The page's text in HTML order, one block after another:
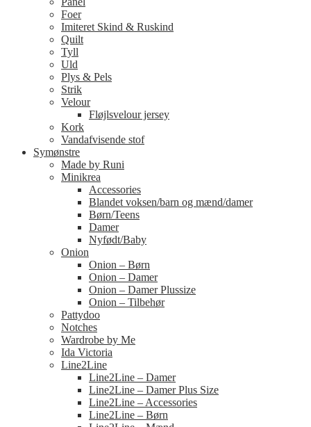
Foer
Imiteret Skind & Ruskind
Quilt
Tyll
Uld
Plys & Pels
Strik
Velour
Fløjlsvelour jersey
Kork
Vandafvisende stof
Symønstre
Made by Runi
Minikrea
Accessories
Blandet voksen/barn og mænd/damer
Børn/Teens
Damer
Nyfødt/Baby
Onion
Onion – Børn
Onion – Damer
Onion – Damer Plussize
Onion – Tilbehør
Pattydoo
Notches
Wardrobe by Me
Ida Victoria
Line2Line
Line2Line – Damer
Line2Line – Damer Plus Size
Line2Line – Accessories
Line2Line – Børn